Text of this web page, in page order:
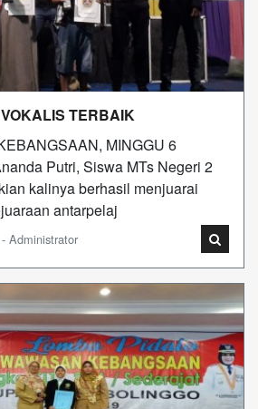
TERBAIK
MINGGU 6
Putri, Siswa MTs Negeri 2
kalinya berhasil menjuarai
antarpelaj
Administrator